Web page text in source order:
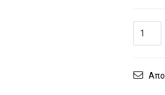
OEM
NISSAN
all